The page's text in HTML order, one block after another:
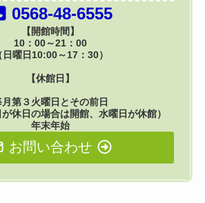
0568-48-6555
【開館時間】
10：00～21：00
日曜日10:00～17：30）
【休館日】
月第３火曜日とその前日
が休日の場合は開館、水曜日が休館）
年末年始
お問い合わせ